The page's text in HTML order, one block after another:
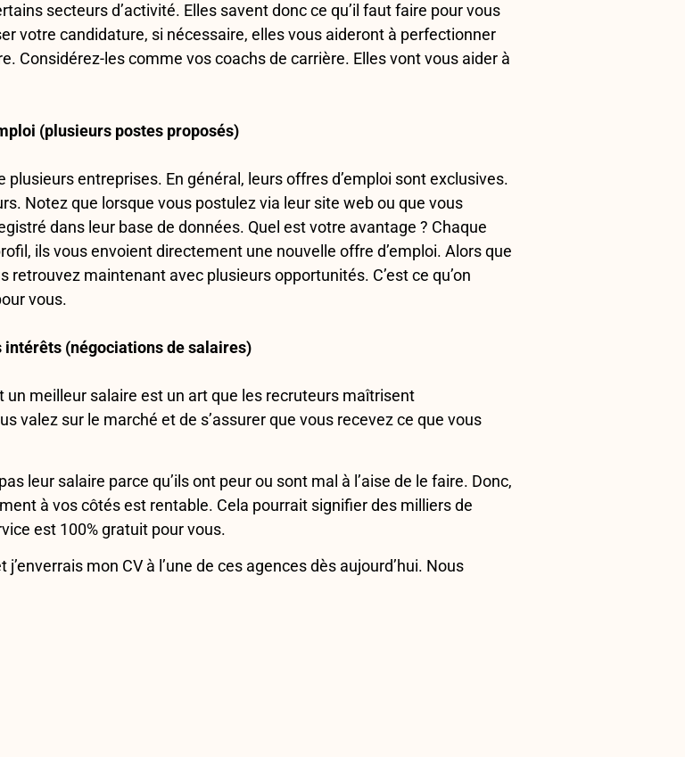
secteurs d’activité. Elles savent donc ce qu’il faut faire pour vous
votre candidature, si nécessaire, elles vous aideront à perfectionner
Considérez-les comme vos coachs de carrière. Elles vont vous aider à
(plusieurs postes proposés)
entreprises. En général, leurs offres d’emploi sont exclusives.
Notez que lorsque vous postulez via leur site web ou que vous
dans leur base de données. Quel est votre avantage ? Chaque
ils vous envoient directement une nouvelle offre d’emploi. Alors que
retrouvez maintenant avec plusieurs opportunités. C’est ce qu’on
vous.
intérêts (négociations de salaires)
meilleur salaire est un art que les recruteurs maîtrisent
valez sur le marché et de s’assurer que vous recevez ce que vous
leur salaire parce qu’ils ont peur ou sont mal à l’aise de le faire. Donc,
à vos côtés est rentable. Cela pourrait signifier des milliers de
est 100% gratuit pour vous.
mon CV à l’une de ces agences dès aujourd’hui. Nous